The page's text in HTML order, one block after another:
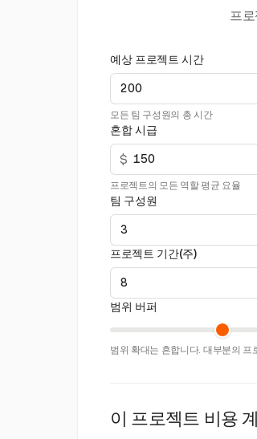
프
예상 프로젝트 시간
모든 팀 구성원의 총 시간
혼합 시급
$
프로젝트의 모든 역할 평균 요율
팀 구성원
프로젝트 기간(주)
범위 버퍼
범위 확대는 흔합니다. 대부분의
이 프로젝트 비용